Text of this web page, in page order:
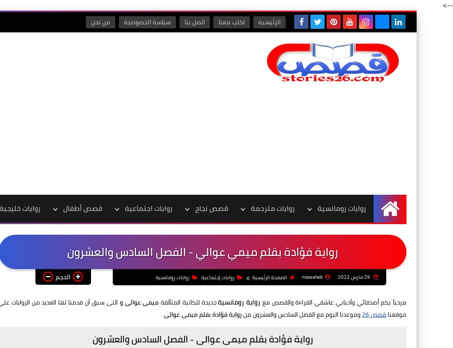
-->
الرئيسية اكتب معنا اتصل بنا سياسة الخصوصية من نحن
الرئيسية
روايات رومانسية روايات مترجمة قصص نجاح روايات اجتماعية قصص أطفال روايات خليجية
رواية فؤادة بقلم ميمي عوالي - الفصل السادس والعشرون
mawaheb الصفحة الرئيسية روايات إجتماعية روايات رومانسية الحجم
مرحباً بكم أصدقائي وأحبابي عاشقي القراءة والقصص مع رواية رومانسيةجديدة للكاتبة المتألقةميمى عوالى و التى سبق أن قدمنا لها العديد من الروايات
موقعناقصص 26 وموعدنا اليوم مع الفصل السادس والعشرون منرواية فؤادة بقلم ميمى عوالى.
رواية فؤادة بقلم ميمى عوالى - الفصل السادس والعشرون